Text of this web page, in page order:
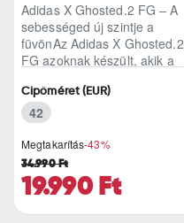
Adidas X Ghosted.2 FG – A
sebességed új szintje a
füvönAz Adidas X Ghosted.2
FG azoknak készült, akik a
pillanataiban is azonnal r..
Megtakarítás-43%
19.990 Ft
34.990 Ft
Cipőméret (EUR)
42